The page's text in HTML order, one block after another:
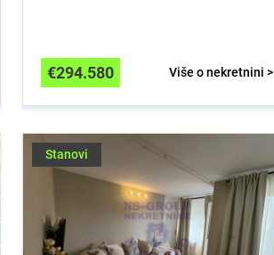
Više o nekretnini >
€294.580
Stanovi